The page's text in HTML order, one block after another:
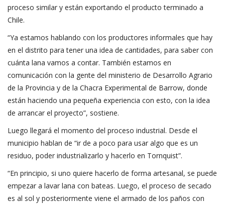
proceso similar y están exportando el producto terminado a
Chile.
“Ya estamos hablando con los productores informales que hay
en el distrito para tener una idea de cantidades, para saber con
cuánta lana vamos a contar. También estamos en
comunicación con la gente del ministerio de Desarrollo Agrario
de la Provincia y de la Chacra Experimental de Barrow, donde
están haciendo una pequeña experiencia con esto, con la idea
de arrancar el proyecto”, sostiene.
Luego llegará el momento del proceso industrial. Desde el
municipio hablan de “ir de a poco para usar algo que es un
residuo, poder industrializarlo y hacerlo en Tornquist”.
“En principio, si uno quiere hacerlo de forma artesanal, se puede
empezar a lavar lana con bateas. Luego, el proceso de secado
es al sol y posteriormente viene el armado de los paños con